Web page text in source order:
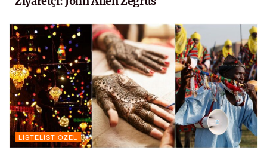
LISTELIST ÖZEL